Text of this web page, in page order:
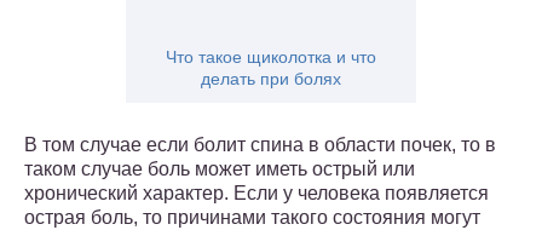
Что такое щиколотка и что
делать при болях
В том случае если болит спина в области почек, то в
таком случае боль может иметь острый или
хронический характер. Если у человека появляется
острая боль, то причинами такого состояния могут